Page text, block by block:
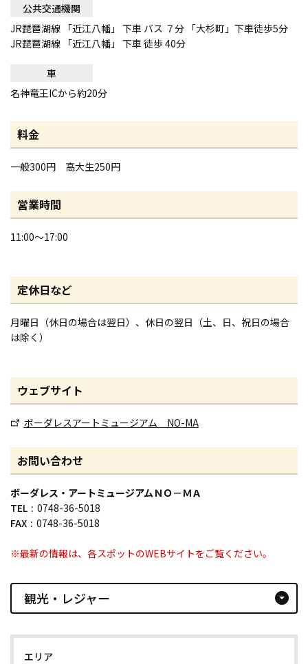
公共交通機関
JR琵琶湖線 「近江八幡」 下車 バス ７分 「大杉町」下車徒歩5分
JR琵琶湖線 「近江八幡」 下車 徒歩 40分
車
名神竜王ICから約20分
料金
一般300円 高大生250円
営業時間
11:00～17:00
定休日など
月曜日（休日の場合は翌日）、休日の翌日（土、日、祝日の場合
は除く）
ウェブサイト
ボーダレスアートミュージアム NO-MA
お問い合わせ
ボーダレス・アートミュージアムＮＯ－ＭＡ
TEL
0748-36-5018
FAX
0748-36-5018
※最新の情報は、各スポットのWEBサイトをご覧ください。
観光・レジャー arrow_drop_down_circle
エリア